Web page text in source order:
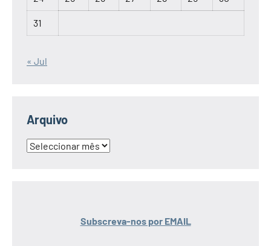
31
« Jul
Arquivo
Arquivo
Subscreva-nos por EMAIL